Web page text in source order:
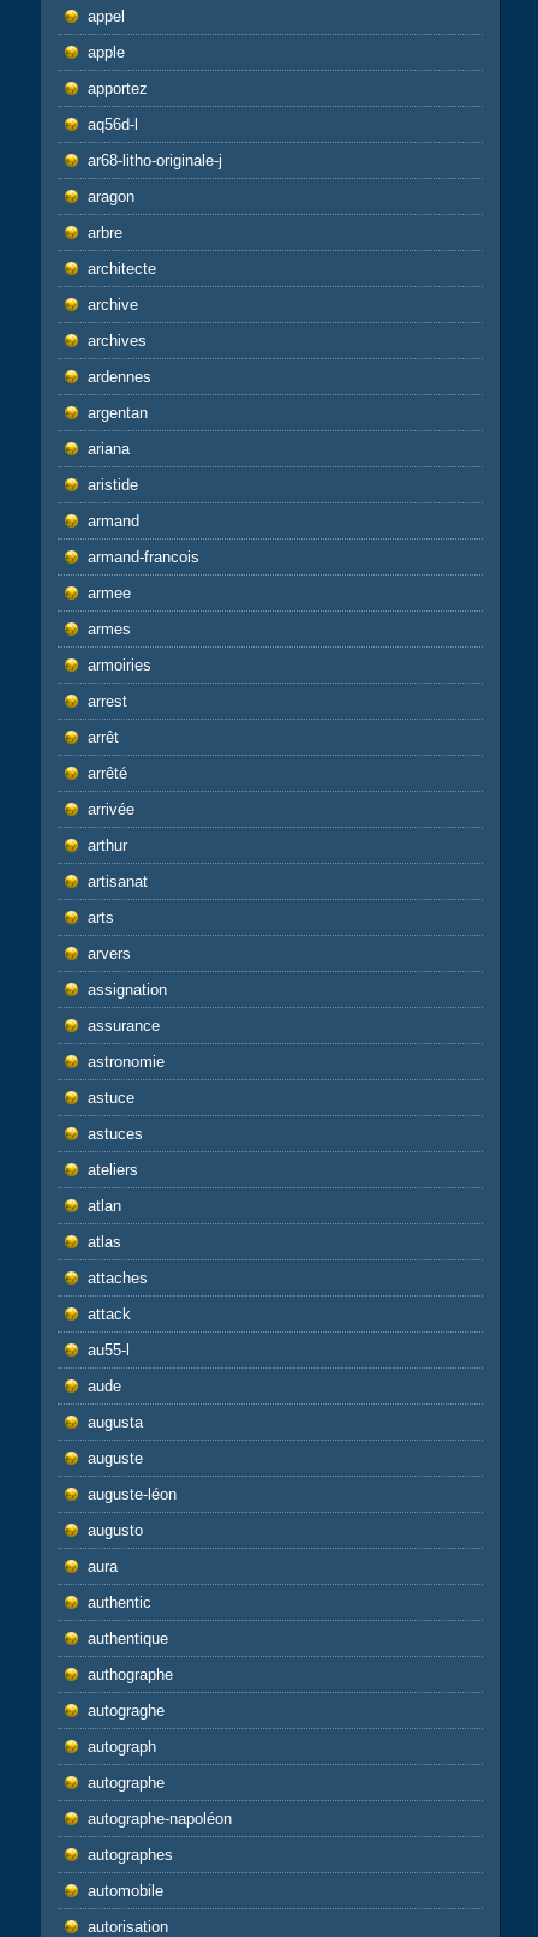
appel
apple
apportez
aq56d-l
ar68-litho-originale-j
aragon
arbre
architecte
archive
archives
ardennes
argentan
ariana
aristide
armand
armand-francois
armee
armes
armoiries
arrest
arrêt
arrêté
arrivée
arthur
artisanat
arts
arvers
assignation
assurance
astronomie
astuce
astuces
ateliers
atlan
atlas
attaches
attack
au55-l
aude
augusta
auguste
auguste-léon
augusto
aura
authentic
authentique
authographe
autograghe
autograph
autographe
autographe-napoléon
autographes
automobile
autorisation